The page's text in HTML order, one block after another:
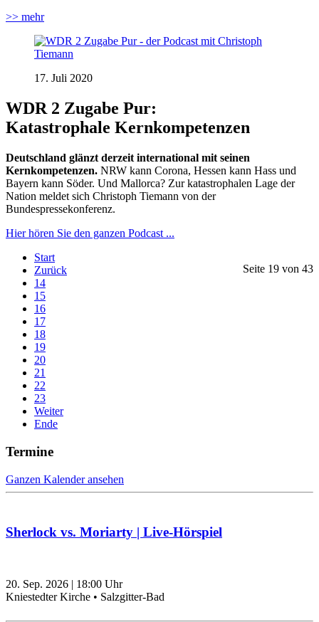
>> mehr
17. Juli 2020
WDR 2 Zugabe Pur:
Katastrophale Kernkompetenzen
Deutschland glänzt derzeit international mit seinen
Kernkompetenzen. NRW kann Corona, Hessen kann Hass und
Bayern kann Söder. Und Mallorca? Zur katastrophalen Lage der
Nation meldet sich Christoph Tiemann von der
Bundespressekonferenz.
Hier hören Sie den ganzen Podcast ...
Seite 19 von 43
Start
Zurück
14
15
16
17
18
19
20
21
22
23
Weiter
Ende
Termine
Ganzen Kalender ansehen
Sherlock vs. Moriarty | Live-Hörspiel
20. Sep. 2026 | 18:00 Uhr
Kniestedter Kirche • Salzgitter-Bad